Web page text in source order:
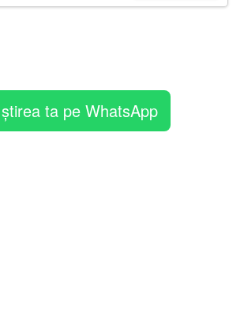
ta pe WhatsApp